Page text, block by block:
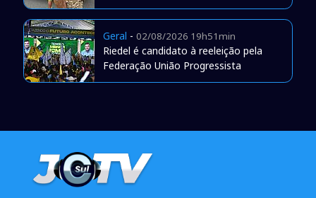
Geral - 02/08/2026 19h51min
Riedel é candidato à reeleição pela
Federação União Progressista